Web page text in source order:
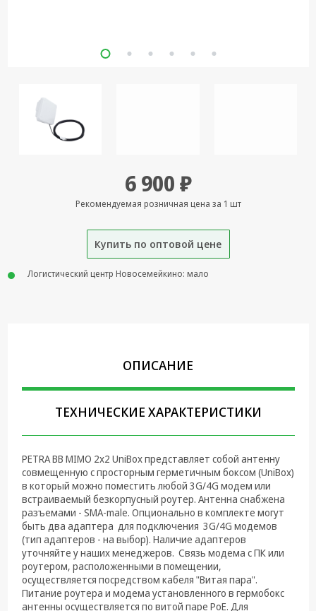
оборудование
Переходники
A/V, HDMI
Мобильные
Инструменты
Адаптеры
техника
Электрика
Товары для
дома и Бытовая
техника
Компьютерные
комплектующие
Системы
безопасности
6 900 ₽
Рекомендуемая розничная цена за 1 шт
Купить по оптовой цене
Логистический центр Новосемейкино: мало
ОПИСАНИЕ
ТЕХНИЧЕСКИЕ ХАРАКТЕРИСТИКИ
PETRA BB MIMO 2x2 UniBox представляет собой антенну
совмещенную с просторным герметичным боксом (UniBox)
в который можно поместить любой 3G/4G модем или
встраиваемый безкорпусный роутер. Антенна снабжена
разъемами - SMA-male. Опционально в комплекте могут
быть два адаптера для подключения 3G/4G модемов
(тип адаптеров - на выбор). Наличие адаптеров
уточняйте у наших менеджеров. Связь модема с ПК или
роутером, расположенными в помещении,
осуществляется посредством кабеля "Витая пара".
Питание роутера и модема установленного в гермобокс
антенны осуществляется по витой паре PoE. Для